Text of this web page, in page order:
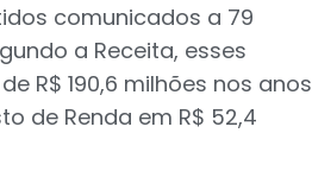
comunicados a 79
a Receita, esses
R$ 190,6 milhões nos anos
de Renda em R$ 52,4